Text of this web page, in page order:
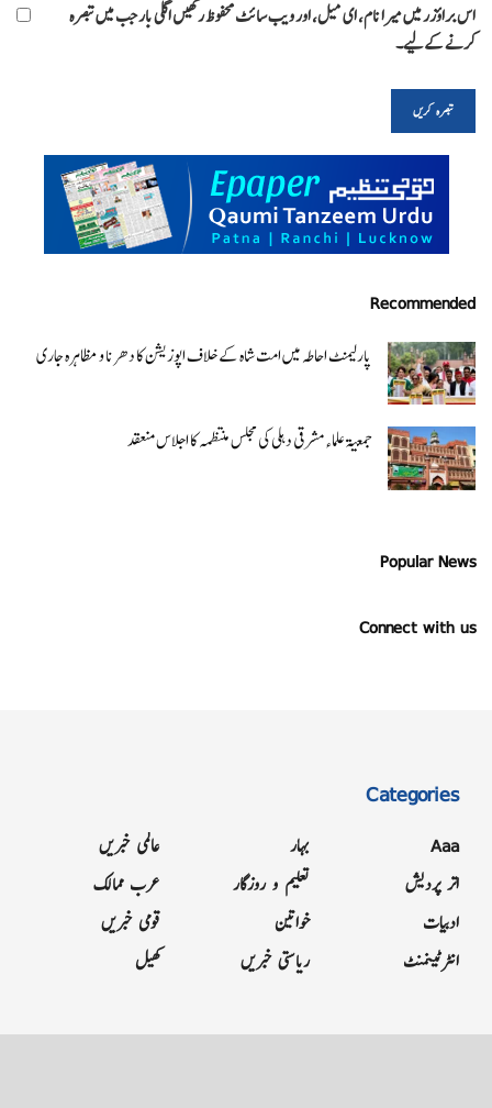
اس براؤزر میں میرا نام، ای میل، اور ویب سائٹ محفوظ رکھیں اگلی بار جب میں تبصرہ
کرنے کےلیے۔
Recommended
پارلیمنٹ احاطہ میں امت شاہ کے خلاف اپوزیشن کا دھرنا و مظاہرہ جاری
جمعیۃ علماء مشرقی دہلی کی مجلس منتظمہ کا اجلاس منعقد
Popular News
Connect with us
Categories
Aaa
اتر پردیش
ادبیات
انٹرٹینمنٹ
بہار
تعلیم و روزگار
خواتین
ریاستی خبریں
عالمی خبریں
عرب ممالک
قومی خبریں
کھیل